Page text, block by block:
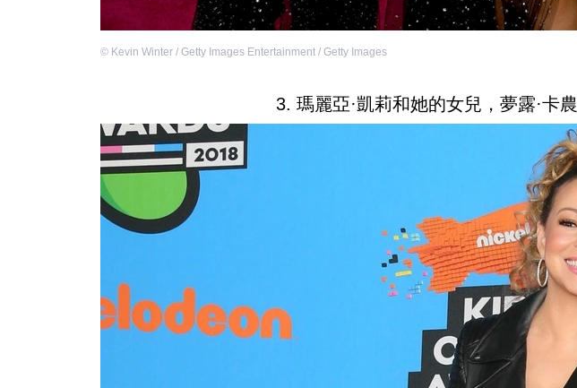
© Kevin Winter / Getty Images Entertainment / Getty Images
3. 瑪麗亞·凱莉和她的女兒，夢露·卡農